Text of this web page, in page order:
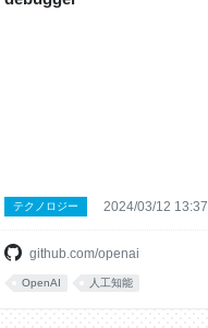
github.com/openai
テクノロジー 2024/03/12 13:37
OpenAI 人工知能